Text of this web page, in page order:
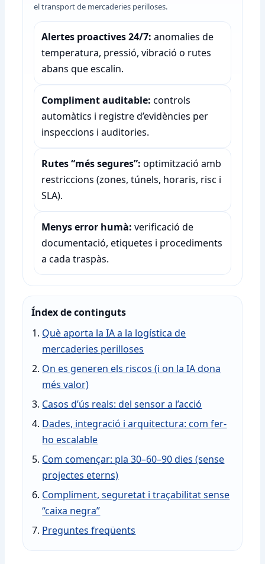
el transport de mercaderies perilloses.
Alertes proactives 24/7: anomalies de
temperatura, pressió, vibració o rutes
abans que escalin.
Compliment auditable: controls
automàtics i registre d’evidències per
inspeccions i auditories.
Rutes “més segures”: optimització amb
restriccions (zones, túnels, horaris, risc i
SLA).
Menys error humà: verificació de
documentació, etiquetes i procediments
a cada traspàs.
Índex de continguts
Què aporta la IA a la logística de
mercaderies perilloses
On es generen els riscos (i on la IA dona
més valor)
Casos d’ús reals: del sensor a l’acció
Dades, integració i arquitectura: com fer-
ho escalable
Com començar: pla 30–60–90 dies (sense
projectes eterns)
Compliment, seguretat i traçabilitat sense
“caixa negra”
Preguntes freqüents